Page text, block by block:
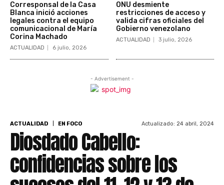
Corresponsal de la Casa
Blanca inició acciones
legales contra el equipo
comunicacional de María
Corina Machado
ACTUALIDAD 6 julio, 2026
ONU desmiente
restricciones de acceso y
valida cifras oficiales del
Gobierno venezolano
ACTUALIDAD 3 julio, 2026
- Advertisement -